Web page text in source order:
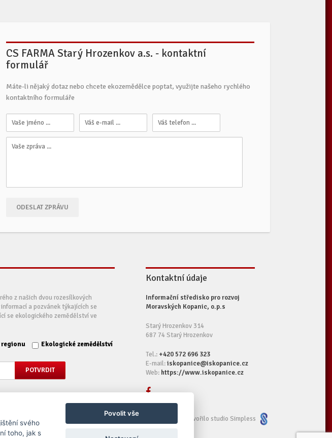
CS FARMA Starý Hrozenkov a.s. - kontaktní
formulář
Máte-li nějaký dotaz nebo chcete ekozemědělce poptat, využijte našeho rychlého
kontaktního formuláře
ODESLAT ZPRÁVU
z našich dvou rozesílkových
a pozvánek týkajících se
se ekologického zemědělství ve
regionu Ekologické zemědělství
Kontaktní údaje
Informační středisko pro rozvoj
Moravských Kopanic, o.p.s
Starý Hrozenkov 314
687 74 Starý Hrozenkov
Tel.: +420 572 696 323
E-mail:iskopanice@iskopanice.cz
Web: https://www.iskopanice.cz
Vytvořilo studio Simpless
svého
toho, jak s
Povolit vše